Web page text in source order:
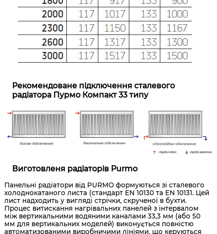
Рекомендоване підключення сталевого
радіатора Пурмо Компакт 33 типу
Виготовленя радіаторів Purmo
Панельні радіатори від PURMO формуються зі сталевого
холоднокатаного листа (стандарт EN 10130 та EN 10131. Цей
лист надходить у вигляді стрічки, скрученої в бухти.
Процес витискання нагрівальних панелей з інтервалом
між вертикальними водяними каналами 33,3 мм (або 50
мм для вертикальних моделей) виконується повністю
автоматизованими виробничими лініями, що керуються